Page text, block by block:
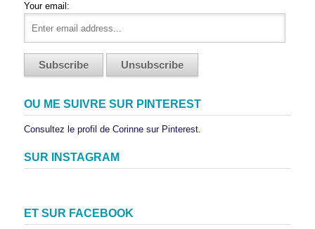
Your email:
OU ME SUIVRE SUR PINTEREST
Consultez le profil de Corinne sur Pinterest.
SUR INSTAGRAM
ET SUR FACEBOOK